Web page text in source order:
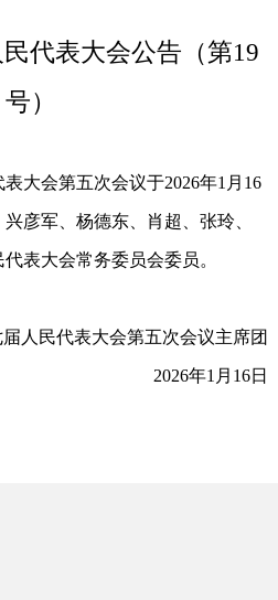
代表大会公告（第19
号）
会第五次会议于2026年1月16
彦军、杨德东、肖超、张玲、
表大会常务委员会委员。
民代表大会第五次会议主席团
2026年1月16日